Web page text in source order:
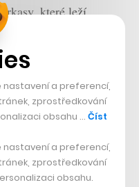
které leží
řeky Dněpr. V Praze
pronajímají
manažera v
jde ale na úhradu
bere si o víkendu
lepší práce je podle 71
nastavení a preferencí,
zprostředkování
obsahu … Číst
nastavení a preferencí,
zprostředkování
obsahu.